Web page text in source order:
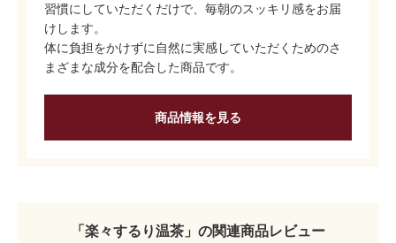
習慣にしていただくだけで、毎朝のスッキリ感をお届
けします。
体に負担をかけずに自然に実感していただくためのさ
まざまな成分を配合した商品です。
商品情報を見る
「楽々するり温茶」の関連商品レビュー